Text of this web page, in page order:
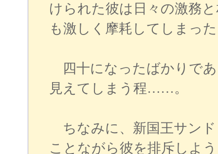
けられた彼は日々の激務
も激しく摩耗してしまっ
四十になったばかりで
見えてしまう程……。
ちなみに、新国王サン
ことながら彼を排斥しよ